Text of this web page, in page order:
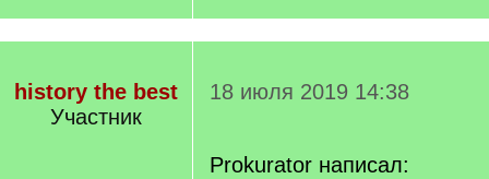
history the best
Участник
18 июля 2019 14:38
Prokurator написал: